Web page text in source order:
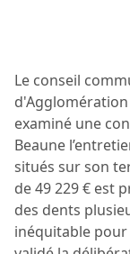
Le conseil
d'Agglomération
examiné une
Beaune
situés sur son
de 49 229 € est
des dents
inéquitable pour